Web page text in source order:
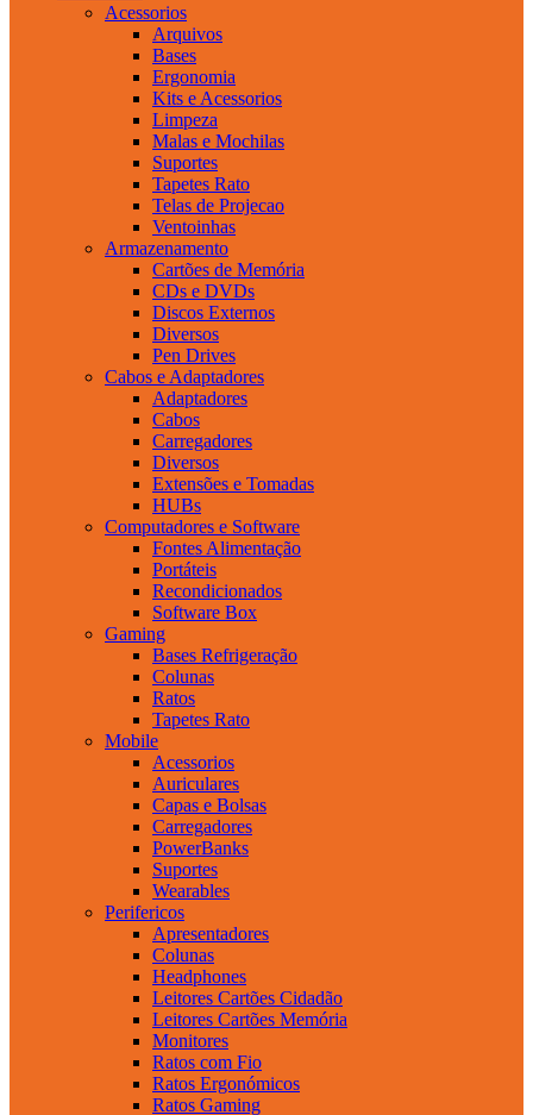
Acessorios
Arquivos
Bases
Ergonomia
Kits e Acessorios
Limpeza
Malas e Mochilas
Suportes
Tapetes Rato
Telas de Projecao
Ventoinhas
Armazenamento
Cartões de Memória
CDs e DVDs
Discos Externos
Diversos
Pen Drives
Cabos e Adaptadores
Adaptadores
Cabos
Carregadores
Diversos
Extensões e Tomadas
HUBs
Computadores e Software
Fontes Alimentação
Portáteis
Recondicionados
Software Box
Gaming
Bases Refrigeração
Colunas
Ratos
Tapetes Rato
Mobile
Acessorios
Auriculares
Capas e Bolsas
Carregadores
PowerBanks
Suportes
Wearables
Perifericos
Apresentadores
Colunas
Headphones
Leitores Cartões Cidadão
Leitores Cartões Memória
Monitores
Ratos com Fio
Ratos Ergonómicos
Ratos Gaming